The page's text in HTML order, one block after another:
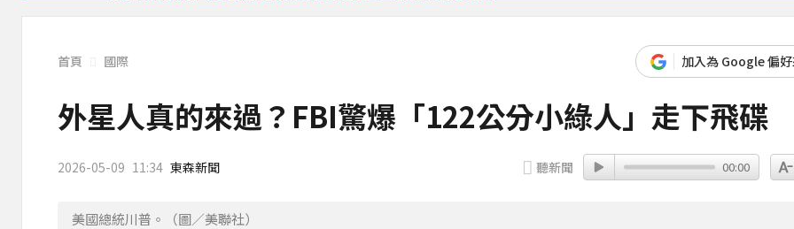
首頁 國際 加入為 Google 偏
外星人真的來過？FBI驚爆「122公分小綠人」走下飛碟
2026-05-09 11:34 東森新聞 聽新聞 00:00
美國總統川普。（圖／美聯社）